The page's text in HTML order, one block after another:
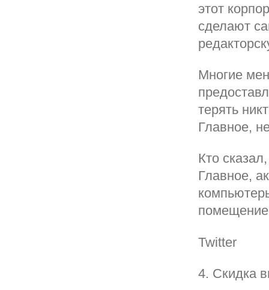
этот
сделают
Многие
терять
Главное,
Кто
Главное,
Twitter
4. Скидка